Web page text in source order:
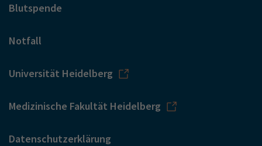
Blutspende
Notfall
Universität Heidelberg
Medizinische Fakultät Heidelberg
Datenschutzerklärung